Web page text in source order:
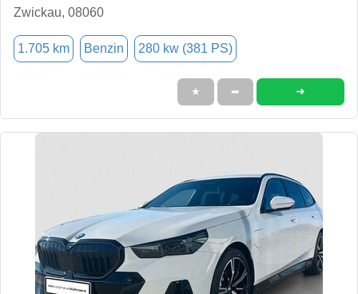
Zwickau, 08060
1.705 km Benzin 280 kw (381 PS)
★ ➦ ➜